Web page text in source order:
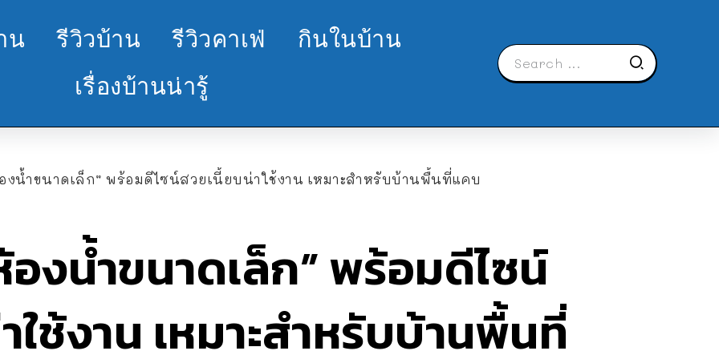
น รีวิวบ้าน รีวิวคาเฟ่
กินในบ้าน
เรื่องบ้านน่ารู้
องน้ำขนาดเล็ก” พร้อมดีไซน์สวยเนี้ยบน่าใช้งาน เหมาะสำหรับบ้านพื้นที่แคบ
องน้ำขนาดเล็ก” พร้อมดีไซน์
ช้งาน เหมาะสำหรับบ้านพื้นที่